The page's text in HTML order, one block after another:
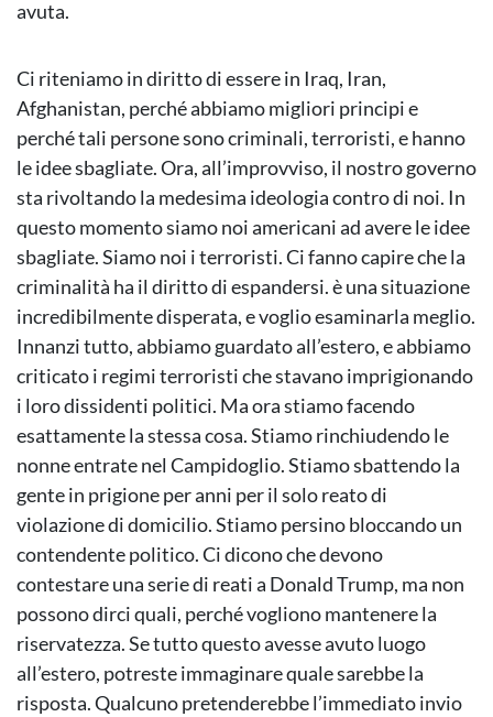
avuta.
Ci riteniamo in diritto di essere in Iraq, Iran,
Afghanistan, perché abbiamo migliori principi e
perché tali persone sono criminali, terroristi, e hanno
le idee sbagliate. Ora, all’improvviso, il nostro governo
sta rivoltando la medesima ideologia contro di noi. In
questo momento siamo noi americani ad avere le idee
sbagliate. Siamo noi i terroristi. Ci fanno capire che la
criminalità ha il diritto di espandersi. è una situazione
incredibilmente disperata, e voglio esaminarla meglio.
Innanzi tutto, abbiamo guardato all’estero, e abbiamo
criticato i regimi terroristi che stavano imprigionando
i loro dissidenti politici. Ma ora stiamo facendo
esattamente la stessa cosa. Stiamo rinchiudendo le
nonne entrate nel Campidoglio. Stiamo sbattendo la
gente in prigione per anni per il solo reato di
violazione di domicilio. Stiamo persino bloccando un
contendente politico. Ci dicono che devono
contestare una serie di reati a Donald Trump, ma non
possono dirci quali, perché vogliono mantenere la
riservatezza. Se tutto questo avesse avuto luogo
all’estero, potreste immaginare quale sarebbe la
risposta. Qualcuno pretenderebbe l’immediato invio